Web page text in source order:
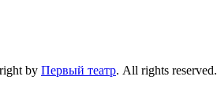
by Первый театр. All rights reserved.